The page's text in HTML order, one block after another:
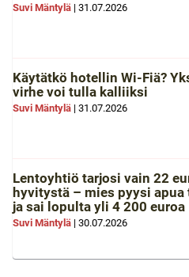
Suvi Mäntylä | 31.07.2026
Käytätkö hotellin Wi-Fiä?
virhe voi tulla kalliiksi
Suvi Mäntylä | 31.07.2026
Lentoyhtiö tarjosi vain 22
hyvitystä – mies pyysi apua
ja sai lopulta yli 4 200 euroa
Suvi Mäntylä | 30.07.2026